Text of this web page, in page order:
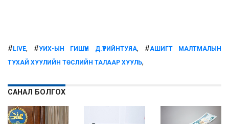
#LIVE, #УИХ-ЫН ГИШҮҮН Д.ҮҮРИЙНТУЯА, #АШИГТ МАЛТМАЛЫН
ТУХАЙ ХУУЛИЙН ТӨСЛИЙН ТАЛААР ХУУЛЬ,
САНАЛ БОЛГОХ